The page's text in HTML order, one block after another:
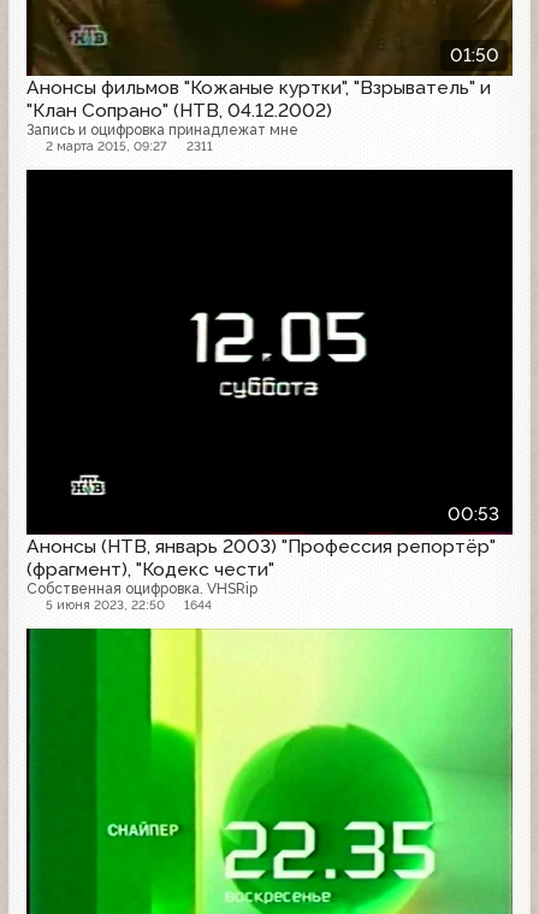
01:50
Анонсы фильмов "Кожаные куртки", "Взрыватель" и
"Клан Сопрано" (НТВ, 04.12.2002)
Запись и оцифровка принадлежат мне
2 марта 2015, 09:27 2311
00:53
Анонсы (НТВ, январь 2003) "Профессия репортёр"
(фрагмент), "Кодекс чести"
Собственная оцифровка. VHSRip
5 июня 2023, 22:50 1644